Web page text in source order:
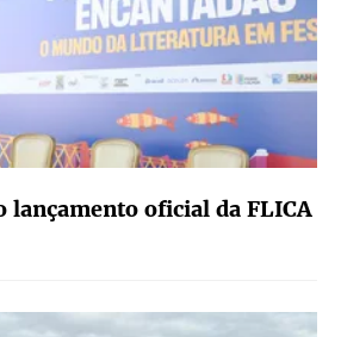
lançamento oficial da FLICA